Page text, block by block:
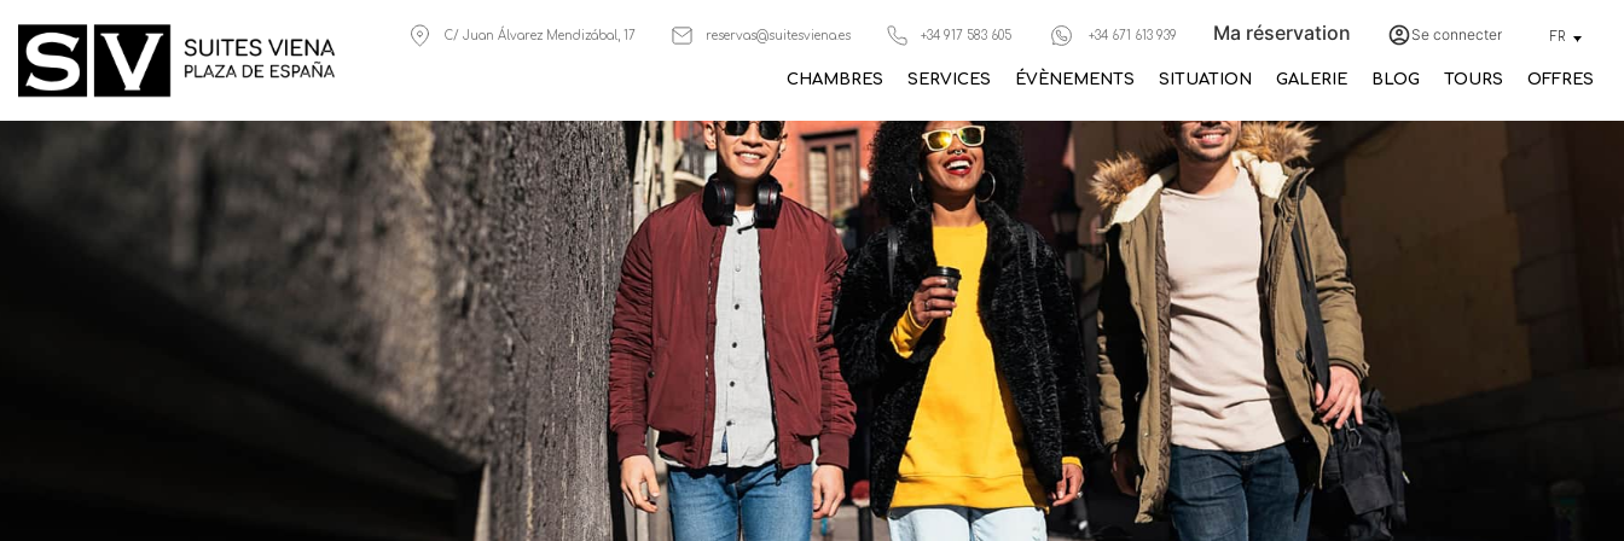
C/ Juan Álvarez Mendizábal, 17 reservas@suitesviena.es +34 917 583 605 +34 671 613 939 Ma réservation Se connecter FR
CHAMBRES SERVICES ÉVÈNEMENTS SITUATION GALERIE BLOG TOURS OFFRES